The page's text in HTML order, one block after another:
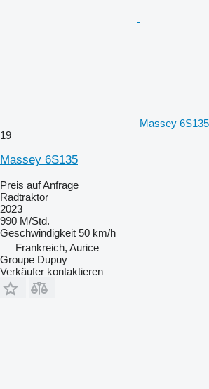
Massey
19
Massey 6S135
Preis auf Anfrage
Radtraktor
2023
990 M/Std.
Geschwindigkeit 50 km/h
Frankreich, Aurice
Groupe Dupuy
Verkäufer kontaktieren